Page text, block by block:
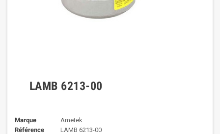
LAMB 6213-00
Marque
Ametek
Référence
LAMB 6213-00